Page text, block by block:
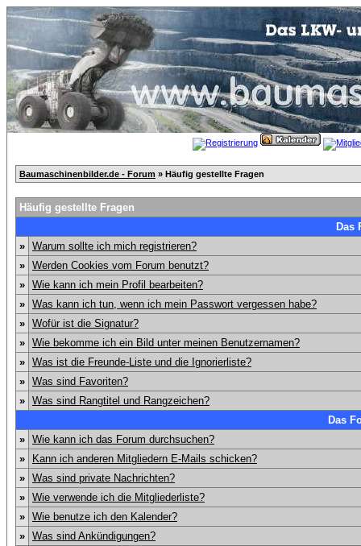
Baumaschinenbilder.de - Forum » Häufig gestellte Fragen
Häufig gestellte Fragen
Das
» Warum sollte ich mich registrieren?
» Werden Cookies vom Forum benutzt?
» Wie kann ich mein Profil bearbeiten?
» Was kann ich tun, wenn ich mein Passwort vergessen habe?
» Wofür ist die Signatur?
» Wie bekomme ich ein Bild unter meinen Benutzernamen?
» Was ist die Freunde-Liste und die Ignorierliste?
» Was sind Favoriten?
» Was sind Rangtitel und Rangzeichen?
Das
» Wie kann ich das Forum durchsuchen?
»
Kann ich anderen Mitgliedern E-Mails schicken?
» Was sind private Nachrichten?
» Wie verwende ich die Mitgliederliste?
» Wie benutze ich den Kalender?
» Was sind Ankündigungen?